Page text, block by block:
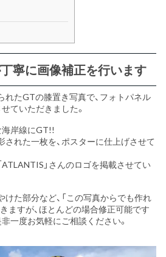
寧に画像補正を行います
れたGTの膝置き写真で、フォトパネル
ていただきました。
海岸線にGT!!
れた一枚を、ポスターに仕上げさせて
」さんのロゴを掲載させてい
た部分など、「この写真からでも作れ
ますが、ほとんどの場合修正可能です
一度お気軽にご相談ください。